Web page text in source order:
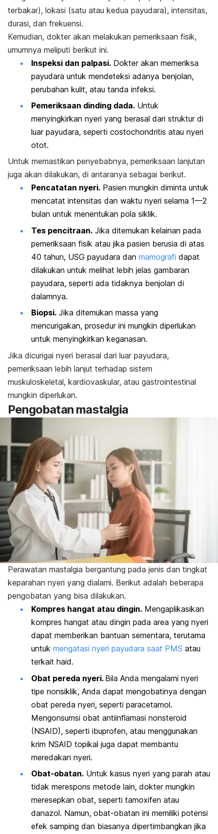
terbakar), lokasi (satu atau kedua payudara), intensitas,
durasi, dan frekuensi.
Kemudian, dokter akan melakukan pemeriksaan fisik,
umumnya meliputi berikut ini.
Inspeksi dan palpasi. Dokter akan memeriksa
payudara untuk mendeteksi adanya benjolan,
perubahan kulit, atau tanda infeksi.
Pemeriksaan dinding dada. Untuk
menyingkirkan nyeri yang berasal dari struktur di
luar payudara, seperti costochondritis atau nyeri
otot.
Untuk memastikan penyebabnya, pemeriksaan lanjutan
juga akan dilakukan, di antaranya sebagai berikut.
Pencatatan nyeri. Pasien mungkin diminta untuk
mencatat intensitas dan waktu nyeri selama 1—2
bulan untuk menentukan pola siklik.
Tes pencitraan. Jika ditemukan kelainan pada
pemeriksaan fisik atau jika pasien berusia di atas
40 tahun, USG payudara dan mamografi dapat
dilakukan untuk melihat lebih jelas gambaran
payudara, seperti ada tidaknya benjolan di
dalamnya.
Biopsi. Jika ditemukan massa yang
mencurigakan, prosedur ini mungkin diperlukan
untuk menyingkirkan keganasan.
Jika dicurigai nyeri berasal dari luar payudara,
pemeriksaan lebih lanjut terhadap sistem
muskuloskeletal, kardiovaskular, atau gastrointestinal
mungkin diperlukan.
Pengobatan mastalgia
Perawatan mastalgia bergantung pada jenis dan tingkat
keparahan nyeri yang dialami. Berikut adalah beberapa
pengobatan yang bisa dilakukan.
Kompres hangat atau dingin. Mengaplikasikan
kompres hangat atau dingin pada area yang nyeri
dapat memberikan bantuan sementara, terutama
untuk mengatasi nyeri payudara saat PMS atau
terkait haid.
Obat pereda nyeri. Bila Anda mengalami nyeri
tipe nonsiklik, Anda dapat mengobatinya dengan
obat pereda nyeri, seperti paracetamol.
Mengonsumsi obat antiinflamasi nonsteroid
(NSAID), seperti ibuprofen, atau menggunakan
krim NSAID topikal juga dapat membantu
meredakan nyeri.
Obat-obatan. Untuk kasus nyeri yang parah atau
tidak merespons metode lain, dokter mungkin
meresepkan obat, seperti tamoxifen atau
danazol. Namun, obat-obatan ini memiliki potensi
efek samping dan biasanya dipertimbangkan jika